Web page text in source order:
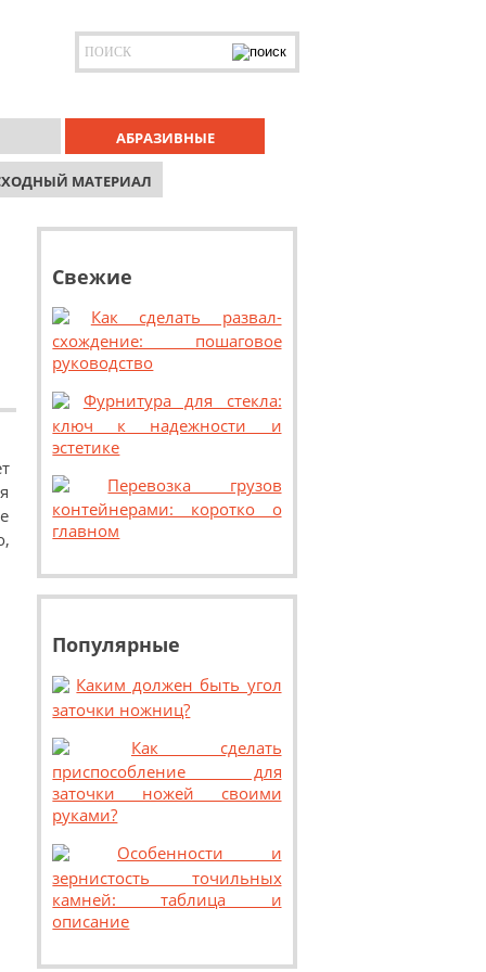
АБРАЗИВНЫЕ
МАТЕРИАЛ
Свежие
Как сделать развал-
схождение: пошаговое
руководство
Фурнитура для стекла:
ключ к надежности и
эстетике
Перевозка грузов
контейнерами: коротко о
главном
Популярные
Каким должен быть угол
заточки ножниц?
Как сделать
приспособление для
заточки ножей своими
руками?
Особенности и
зернистость точильных
камней: таблица и
описание